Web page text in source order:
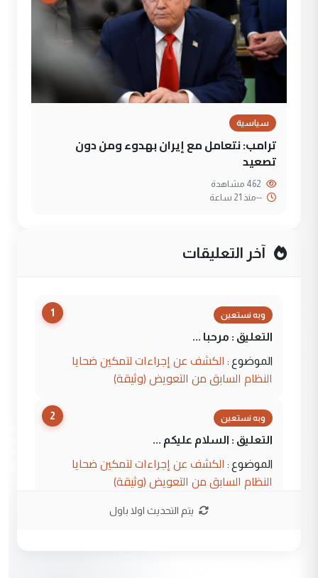
سياسية
ترامب: نتعامل مع إيران بهدوء ومن دون
تصعيد
--منذ 21 ساعة
آخر التعليقات
1 وبه نستعين
التعليق : مرحبا ...
الموضوع : الكشف عن إجراءات لتمكين ضحايا
النظام السابق من التعويض (وثيقة)
2 وبه نستعين
التعليق : السلام عليكم ...
الموضوع : الكشف عن إجراءات لتمكين ضحايا
النظام السابق من التعويض (وثيقة)
يتم التحديث اولا باول